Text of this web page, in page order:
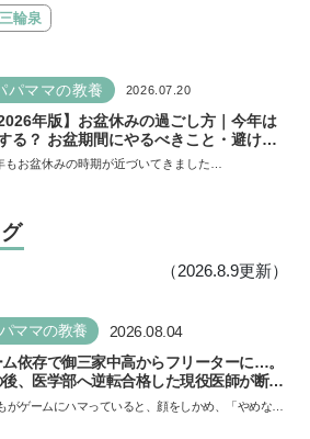
輪泉
パママの教養 2026.07.20
2026年版】お盆休みの過ごし方｜今年は
る？ お盆期間にやるべきこと・避ける
は
もお盆休みの時期が近づいてきました…
（2026.8.9更新）
ママの教養 2026.08.04
依存で御三家中高からフリーターに…。
後、医学部へ逆転合格した現役医師が断言
ムの経験が受験勉強に役立った」そう考
背景とは
がゲームにハマっていると、顔をしかめ、「やめなさ